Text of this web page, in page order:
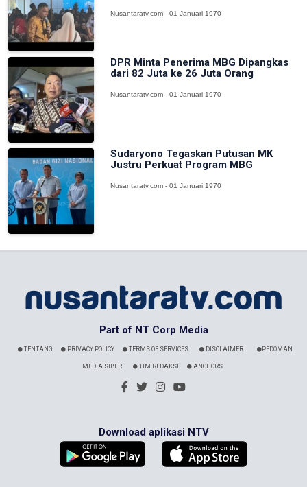
Nusantaratv.com - 01 Januari 1970
DPR Minta Penerima MBG Dipangkas
dari 82 Juta ke 26 Juta Orang
Nusantaratv.com - 01 Januari 1970
Sudaryono Tegaskan Putusan MK
Justru Perkuat Program MBG
Nusantaratv.com - 01 Januari 1970
Part of NT Corp Media
TENTANG PRIVACY POLICY TERMS OF SERVICES DISCLAIMER PEDOMAN
MEDIA SIBER TIM REDAKSI ANCHORS
Download aplikasi NTV